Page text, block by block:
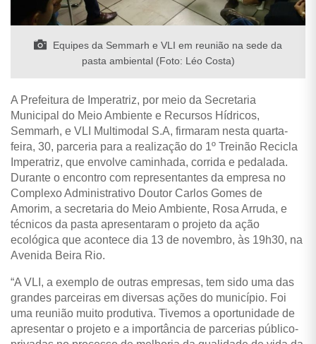
Equipes da Semmarh e VLI em reunião na sede da
pasta ambiental (Foto: Léo Costa)
A Prefeitura de Imperatriz, por meio da Secretaria
Municipal do Meio Ambiente e Recursos Hídricos,
Semmarh, e VLI Multimodal S.A, firmaram nesta quarta-
feira, 30, parceria para a realização do 1º Treinão Recicla
Imperatriz, que envolve caminhada, corrida e pedalada.
Durante o encontro com representantes da empresa no
Complexo Administrativo Doutor Carlos Gomes de
Amorim, a secretaria do Meio Ambiente, Rosa Arruda, e
técnicos da pasta apresentaram o projeto da ação
ecológica que acontece dia 13 de novembro, às 19h30, na
Avenida Beira Rio.
“A VLI, a exemplo de outras empresas, tem sido uma das
grandes parceiras em diversas ações do município. Foi
uma reunião muito produtiva. Tivemos a oportunidade de
apresentar o projeto e a importância de parcerias público-